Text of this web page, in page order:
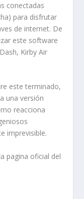
conectadas
para disfrutar
de internet. De
este software
Kirby Air
este terminado,
una versión
reacciona
imprevisible.
pagina oficial del